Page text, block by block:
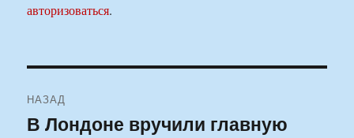
авторизоваться.
по
НАЗАД
Предыдущая
В Лондоне вручили главную